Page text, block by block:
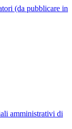
(da pubblicare in
amministrativi di